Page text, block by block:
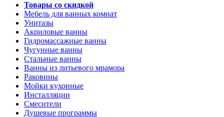
Товары со скидкой
Мебель для ванных комнат
Унитазы
Акриловые ванны
Гидромассажные ванны
Чугунные ванны
Стальные ванны
Ванны из литьевого мрамора
Раковины
Мойки кухонные
Инсталляции
Смесители
Душевые программы